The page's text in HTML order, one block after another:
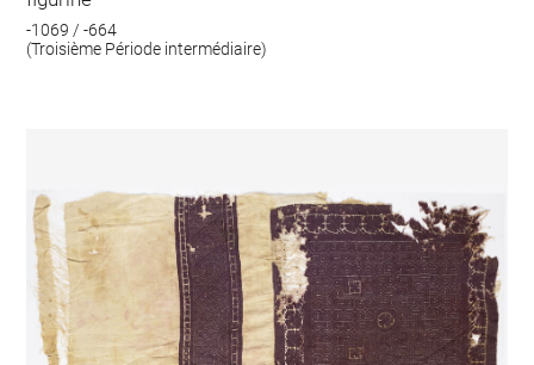
-1069 / -664
(Troisième Période intermédiaire)